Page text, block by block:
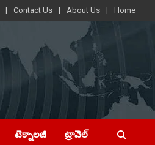
Contact Us About Us Home
టెక్నాలజీ ట్రావెల్